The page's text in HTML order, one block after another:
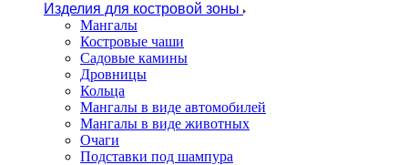
Изделия для костровой зоны
Мангалы
Костровые чаши
Садовые камины
Дровницы
Кольца
Мангалы в виде автомобилей
Мангалы в виде животных
Очаги
Подставки под шампура